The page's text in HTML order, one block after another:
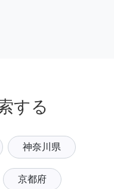
する
神奈川県
京都府